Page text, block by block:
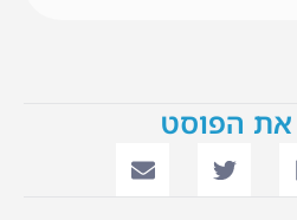
הפוסט